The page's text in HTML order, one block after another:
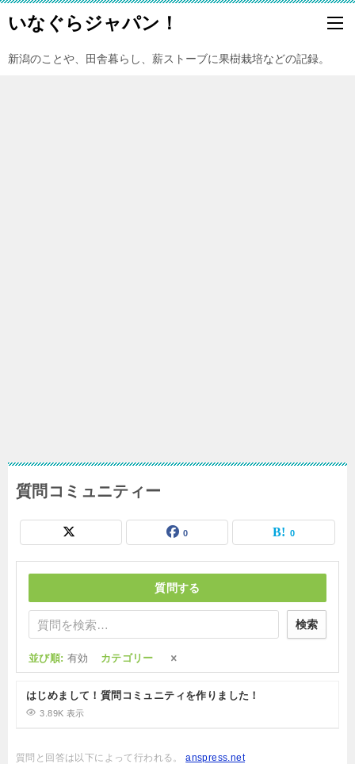
いなぐらジャパン！
新潟のことや、田舎暮らし、薪ストーブに果樹栽培などの記録。
質問コミュニティー
0 0
質問する
検索
並び順: 有効 カテゴリー
はじめまして！質問コミュニティを作りました！
3.89K 表示
質問と回答は以下によって行われる。anspress.net